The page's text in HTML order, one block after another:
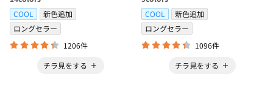
COOL
新色追加
ロングセラー
1206件
チラ見をする
COOL
新色追加
ロングセラー
1096件
チラ見をする